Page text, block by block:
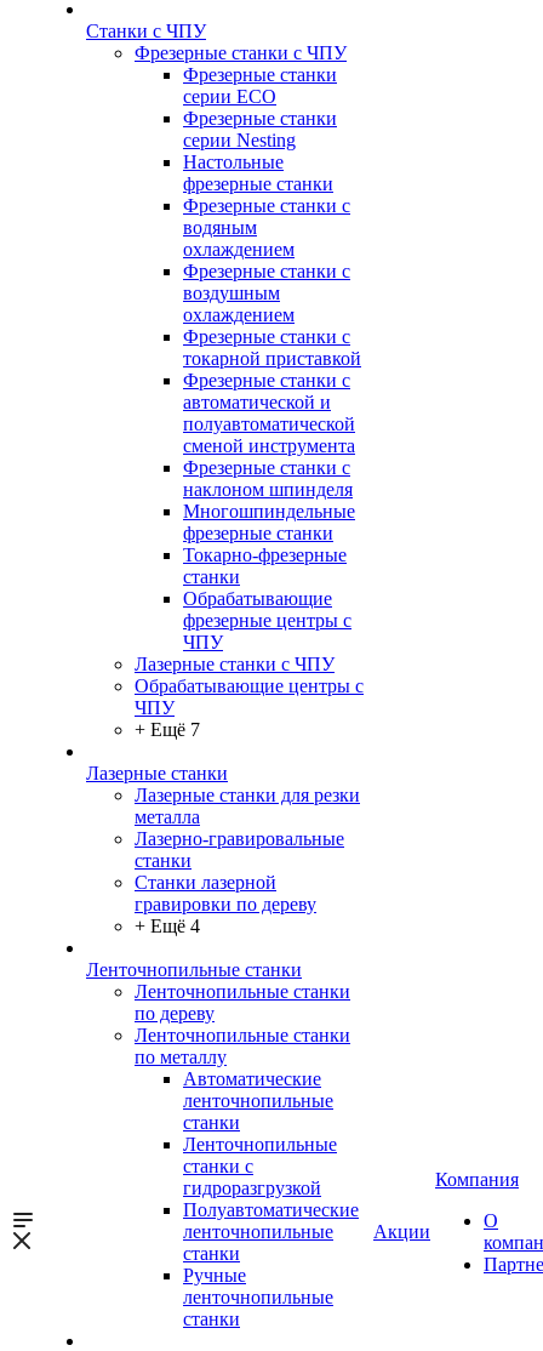
Станки с ЧПУ
Фрезерные станки с ЧПУ
Фрезерные станки
серии ECO
Фрезерные станки
серии Nesting
Настольные
фрезерные станки
Фрезерные станки с
водяным
охлаждением
Фрезерные станки с
воздушным
охлаждением
Фрезерные станки с
токарной приставкой
Фрезерные станки с
автоматической и
полуавтоматической
сменой инструмента
Фрезерные станки с
наклоном шпинделя
Многошпиндельные
фрезерные станки
Токарно-фрезерные
станки
Обрабатывающие
фрезерные центры с
ЧПУ
Лазерные станки с ЧПУ
Обрабатывающие центры с
ЧПУ
+ Ещё 7
Лазерные станки
Лазерные станки для резки
металла
Лазерно-гравировальные
станки
Станки лазерной
гравировки по дереву
+ Ещё 4
Ленточнопильные станки
Ленточнопильные станки
по дереву
Ленточнопильные станки
по металлу
Автоматические
ленточнопильные
станки
Ленточнопильные
станки с
гидроразгрузкой
Полуавтоматические
ленточнопильные
станки
Ручные
ленточнопильные
станки
Акции
Компания
О